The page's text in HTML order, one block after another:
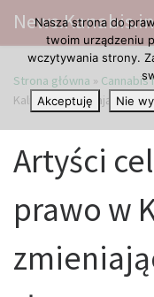
Przejdź do treści
Strona główna » Cannabis
Kalifornii zmieniając litery
Artyści
prawo w
Nasza strona do
twoim urządzeniu
wczytywania strony.
Akceptuję
Nie